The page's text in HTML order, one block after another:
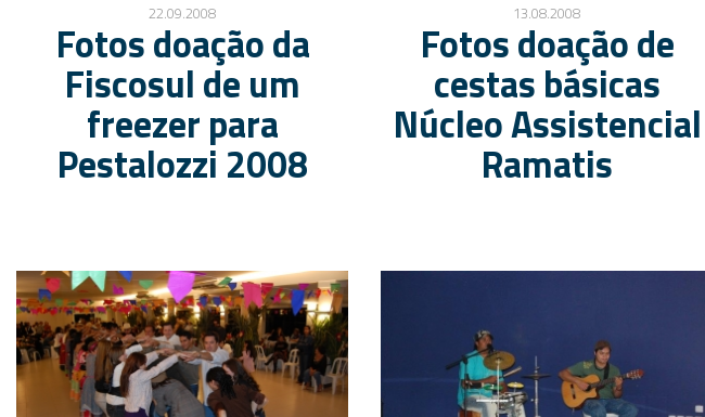
22.09.2008
Fotos doação da
Fiscosul de um
freezer para
Pestalozzi 2008
13.08.2008
Fotos doação de
cestas básicas
Núcleo Assistencial
Ramatis